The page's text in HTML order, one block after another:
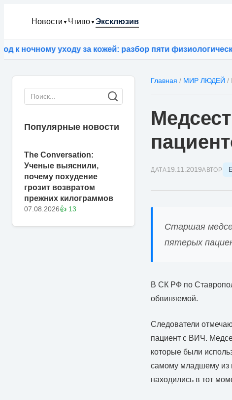
Новости ▼ Чтиво▼Эксклюзив
уходу за кожей: разбор пяти физиологических
Популярные новости
The Conversation:
Ученые выяснили,
почему похудение
грозит возвратом
прежних килограммов
07.08.2026👍 13
Главная / МИР ЛЮДЕЙ /
ДАТА19.11.2019АВТОР
Старшая
пятерых
В СК РФ по
обвиняемой.
Следователи
пациент с ВИЧ.
которые были
самому младшему из
находились в тот